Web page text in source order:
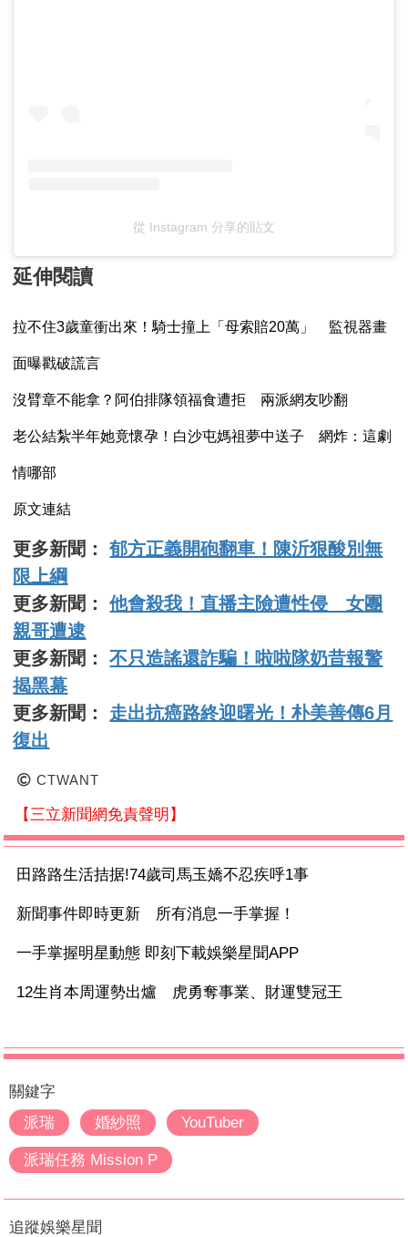
從 Instagram 分享的貼文
延伸閱讀
拉不住3歲童衝出來！騎士撞上「母索賠20萬」 監視器畫
面曝戳破謊言
沒臂章不能拿？阿伯排隊領福食遭拒 兩派網友吵翻
老公結紮半年她竟懷孕！白沙屯媽祖夢中送子 網炸：這劇
情哪部
原文連結
更多新聞：郁方正義開砲翻車！陳沂狠酸別無
限上綱
更多新聞：他會殺我！直播主險遭性侵 女團
親哥遭逮
更多新聞：不只造謠還詐騙！啦啦隊奶昔報警
揭黑幕
更多新聞： 走出抗癌路終迎曙光！朴美善傳6月
復出
CTWANT
【三立新聞網免責聲明】
田路路生活拮据!74歲司馬玉嬌不忍疾呼1事
新聞事件即時更新 所有消息一手掌握！
一手掌握明星動態 即刻下載娛樂星聞APP
12生肖本周運勢出爐 虎勇奪事業、財運雙冠王
關鍵字
派瑞
婚紗照 YouTuber
派瑞任務 Mission P
追蹤娛樂星聞